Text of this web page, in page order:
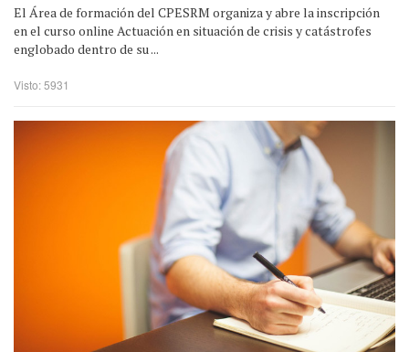
El Área de formación del CPESRM organiza y abre la inscripción
en el curso online Actuación en situación de crisis y catástrofes
englobado dentro de su ...
Visto: 5931